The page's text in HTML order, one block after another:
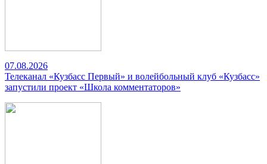
07.08.2026
Телеканал «Кузбасс Первый» и волейбольный клуб «Кузбасс»
запустили проект «Школа комментаторов»